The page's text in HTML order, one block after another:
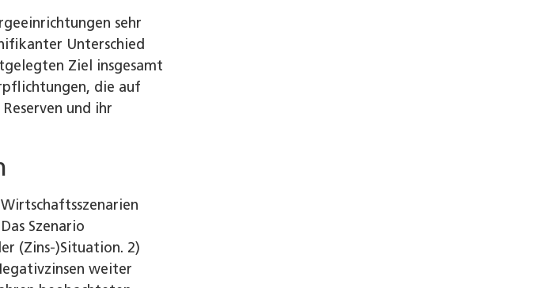
sehr
Unterschied
Ziel insgesamt
die auf
und ihr
Szenario
(Zins-)Situation. 2)
weiter